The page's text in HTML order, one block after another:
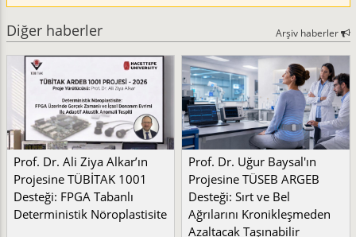
Diğer haberler Arşiv haberler
Prof. Dr. Ali Ziya Alkar’ın
Projesine TÜBİTAK 1001
Desteği: FPGA Tabanlı
Deterministik Nöroplastisite
Prof. Dr. Uğur Baysal'ın
Projesine TÜSEB ARGEB
Desteği: Sırt ve Bel
Ağrılarını Kronikleşmeden
Azaltacak Taşınabilir